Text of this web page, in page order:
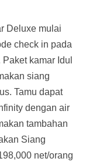
Deluxe mulai
check in pada
kamar Idul
siang
Tamu dapat
dengan air
tambahan
Siang
net/orang